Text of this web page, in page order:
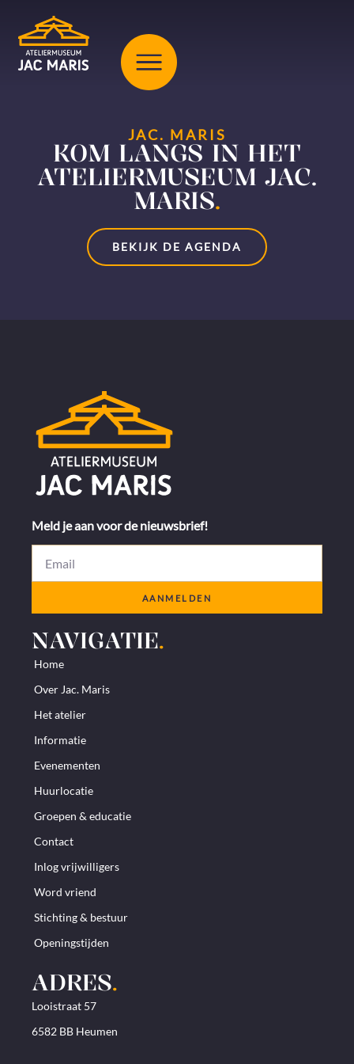
JAC. MARIS
KOM LANGS IN HET
ATELIERMUSEUM JAC.
MARIS.
BEKIJK DE AGENDA
Meld je aan voor de nieuwsbrief!
AANMELDEN
NAVIGATIE.
Home
Over Jac. Maris
Het atelier
Informatie
Evenementen
Huurlocatie
Groepen & educatie
Contact
Inlog vrijwilligers
Word vriend
Stichting & bestuur
Openingstijden
ADRES.
Looistraat 57
6582 BB Heumen